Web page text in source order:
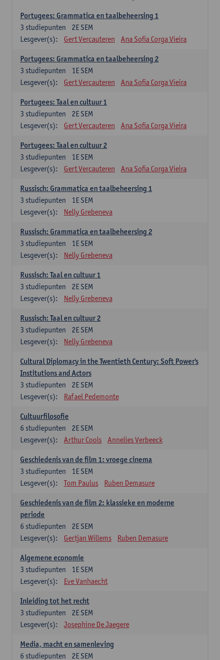
Portugees: Grammatica en taalbeheersing 1
2E SEM
3 studiepunten
Lesgever(s):
Gert Vercauteren Ana Sofia Corga Vieira
Portugees: Grammatica en taalbeheersing 2
1E SEM
3 studiepunten
Lesgever(s):
Gert Vercauteren Ana Sofia Corga Vieira
Portugees: Taal en cultuur 1
2E SEM
3 studiepunten
Lesgever(s):
Gert Vercauteren Ana Sofia Corga Vieira
Portugees: Taal en cultuur 2
1E SEM
3 studiepunten
Lesgever(s):
Gert Vercauteren Ana Sofia Corga Vieira
Russisch: Grammatica en taalbeheersing 1
1E SEM
3 studiepunten
Lesgever(s):
Nelly Grebeneva
Russisch: Grammatica en taalbeheersing 2
1E SEM
3 studiepunten
Lesgever(s):
Nelly Grebeneva
Russisch: Taal en cultuur 1
2E SEM
3 studiepunten
Lesgever(s):
Nelly Grebeneva
Russisch: Taal en cultuur 2
2E SEM
3 studiepunten
Lesgever(s):
Nelly Grebeneva
Cultural Diplomacy in the Twentieth Century: Soft Power's
Institutions and Actors
2E SEM
3 studiepunten
Lesgever(s):
Rafael Pedemonte
Cultuurfilosofie
2E SEM
6 studiepunten
Lesgever(s):
Arthur Cools Annelies Verbeeck
Geschiedenis van de film 1: vroege cinema
1E SEM
3 studiepunten
Lesgever(s):
Tom Paulus Ruben Demasure
Geschiedenis van de film 2: klassieke en moderne
periode
2E SEM
6 studiepunten
Lesgever(s):
Gertjan Willems Ruben Demasure
Algemene economie
1E SEM
3 studiepunten
Lesgever(s):
Eve Vanhaecht
Inleiding tot het recht
2E SEM
3 studiepunten
Lesgever(s):
Josephine De Jaegere
Media, macht en samenleving
2E SEM
6 studiepunten